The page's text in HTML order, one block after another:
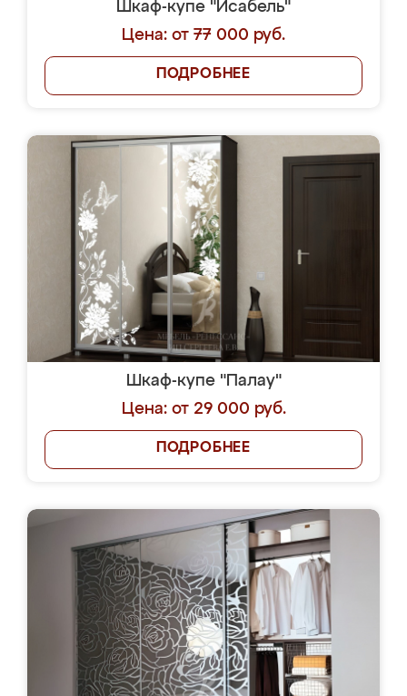
Шкаф-купе "Исабель"
Цена: от 77 000 руб.
ПОДРОБНЕЕ
Шкаф-купе "Палау"
Цена: от 29 000 руб.
ПОДРОБНЕЕ